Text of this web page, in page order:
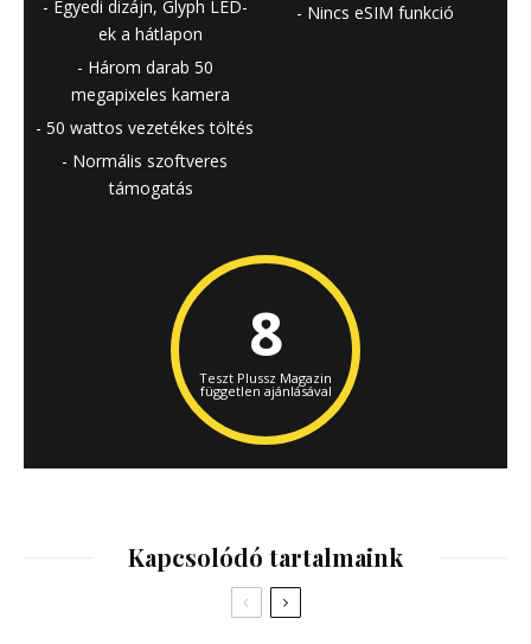
Egyedi dizájn, Glyph LED-
ek a hátlapon
Három darab 50
megapixeles kamera
50 wattos vezetékes töltés
Normális szoftveres
támogatás
Nincs eSIM funkció
8
Teszt Plussz Magazin
független ajánlásával
Kapcsolódó tartalmaink